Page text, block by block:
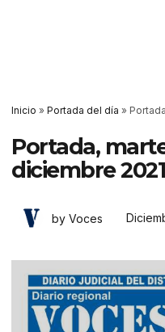
Inicio » Portada del día »
Portada,
diciembre 2021
by Voces